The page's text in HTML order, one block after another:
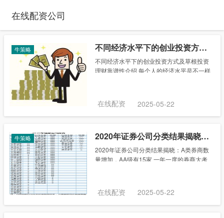
在线配资公司
牛策略 不同经济水平下的创业投资方式及草根投资理财靠谱性介绍
不同经济水平下的创业投资方式及草根投资
理财靠谱性介绍 每个人的经济水平是不一样
接非紧密的，选择金融理财也是比较不错的
一个方式......
在线配资 2025-05-22
牛策略 2020年证券公司分类结果揭晓：A类券商数量增加，AA级有15家
2020年证券公司分类结果揭晓：A类券商数
量增加，AA级有15家 一年一度的券商大考
类券商47家，比去年多9家。其中......
在线配资 2025-05-22